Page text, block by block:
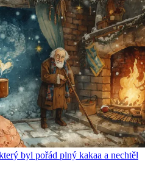
byl pořád plný kakaa a nechtěl